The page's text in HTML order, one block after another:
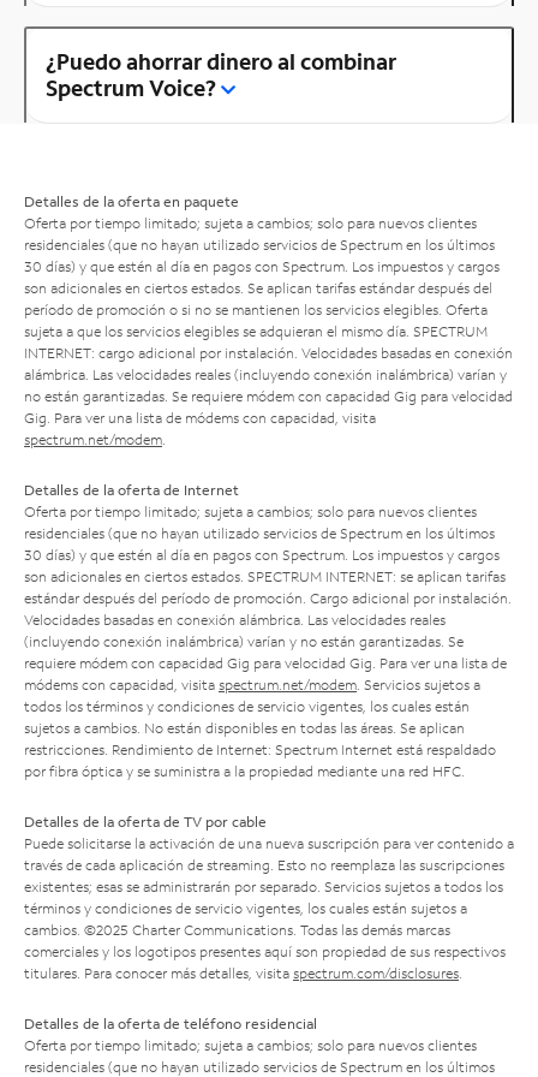
¿Puedo ahorrar dinero al combinar
Spectrum Voice?
Detalles de la oferta en paquete
Oferta por tiempo limitado; sujeta a cambios; solo para nuevos clientes
residenciales (que no hayan utilizado servicios de Spectrum en los últimos
30 días) y que estén al día en pagos con Spectrum. Los impuestos y cargos
son adicionales en ciertos estados. Se aplican tarifas estándar después del
período de promoción o si no se mantienen los servicios elegibles. Oferta
sujeta a que los servicios elegibles se adquieran el mismo día. SPECTRUM
INTERNET: cargo adicional por instalación. Velocidades basadas en conexión
alámbrica. Las velocidades reales (incluyendo conexión inalámbrica) varían y
no están garantizadas. Se requiere módem con capacidad Gig para velocidad
Gig. Para ver una lista de módems con capacidad, visita
spectrum.net/modem
Detalles de la oferta de Internet
Oferta por tiempo limitado; sujeta a cambios; solo para nuevos clientes
residenciales (que no hayan utilizado servicios de Spectrum en los últimos
30 días) y que estén al día en pagos con Spectrum. Los impuestos y cargos
son adicionales en ciertos estados. SPECTRUM INTERNET: se aplican tarifas
estándar después del período de promoción. Cargo adicional por instalación.
Velocidades basadas en conexión alámbrica. Las velocidades reales
(incluyendo conexión inalámbrica) varían y no están garantizadas. Se
requiere módem con capacidad Gig para velocidad Gig. Para ver una lista de
módems con capacidad, visita spectrum.net/modem . Servicios sujetos a
todos los términos y condiciones de servicio vigentes, los cuales están
sujetos a cambios. No están disponibles en todas las áreas. Se aplican
restricciones. Rendimiento de Internet: Spectrum Internet está respaldado
por fibra óptica y se suministra a la propiedad mediante una red HFC.
Detalles de la oferta de TV por cable
Puede solicitarse la activación de una nueva suscripción para ver contenido a
través de cada aplicación de streaming. Esto no reemplaza las suscripciones
existentes; esas se administrarán por separado. Servicios sujetos a todos los
términos y condiciones de servicio vigentes, los cuales están sujetos a
cambios. ©2025 Charter Communications. Todas las demás marcas
comerciales y los logotipos presentes aquí son propiedad de sus respectivos
titulares. Para conocer más detalles, visita spectrum.com/disclosures
Detalles de la oferta de teléfono residencial
Oferta por tiempo limitado; sujeta a cambios; solo para nuevos clientes
residenciales (que no hayan utilizado servicios de Spectrum en los últimos